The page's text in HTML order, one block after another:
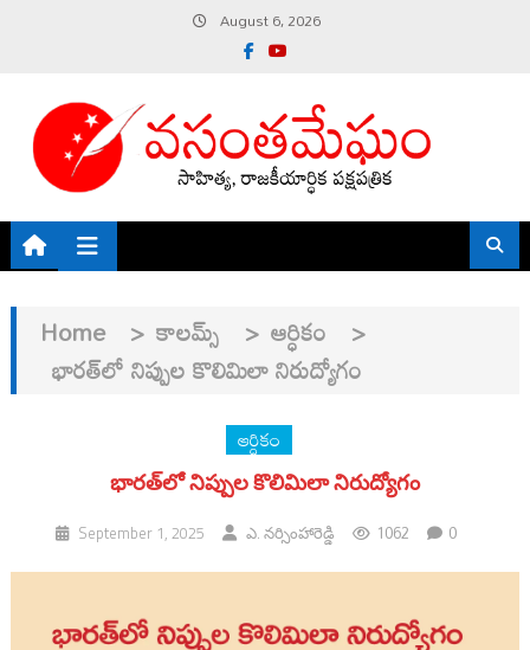
content
August 6, 2026
Home > కాలమ్స్ > ఆర్ధికం >
భారత్‌లో నిప్పుల కొలిమిలా నిరుద్యోగం
ఆర్ధికం
భారత్‌లో నిప్పుల కొలిమిలా నిరుద్యోగం
September 1, 2025 ఎ. నర్సింహారెడ్డి 1062 0